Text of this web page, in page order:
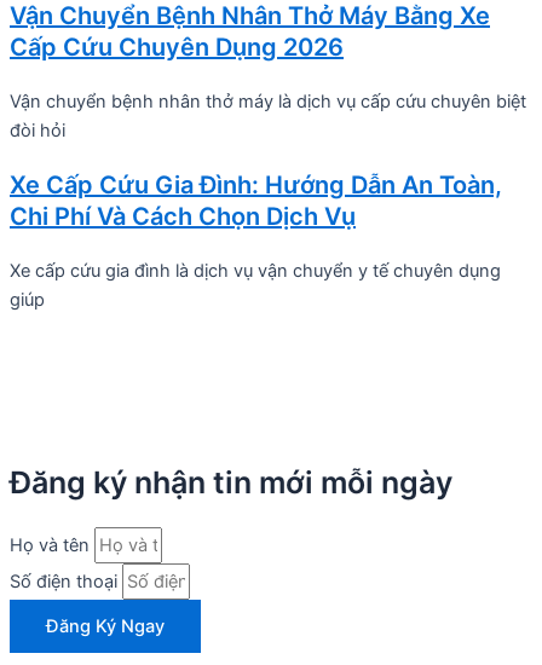
Vận Chuyển Bệnh Nhân Thở Máy Bằng Xe
Cấp Cứu Chuyên Dụng 2026
Vận chuyển bệnh nhân thở máy là dịch vụ cấp cứu chuyên biệt
đòi hỏi
Xe Cấp Cứu Gia Đình: Hướng Dẫn An Toàn,
Chi Phí Và Cách Chọn Dịch Vụ
Xe cấp cứu gia đình là dịch vụ vận chuyển y tế chuyên dụng
giúp
Đăng ký nhận tin mới mỗi ngày
Họ và tên
Số điện thoại
Đăng Ký Ngay